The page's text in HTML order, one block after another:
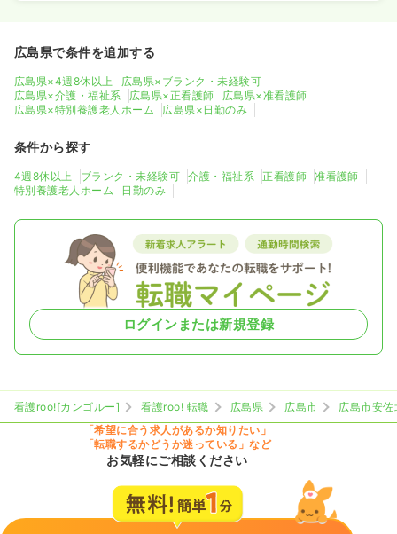
広島県で条件を追加する
広島県×4週8休以上
広島県×ブランク・未経験可
広島県×介護・福祉系
広島県×正看護師
広島県×准看護師
広島県×特別養護老人ホーム
広島県×日勤のみ
条件から探す
4週8休以上 ブランク・未経験可 介護・福祉系 正看護師
准看護師
特別養護老人ホーム
日勤のみ
ログインまたは新規登録
看護roo![カンゴルー] 看護roo! 転職 広島県 広島市
広島市安佐
「希望に合う求人があるか知りたい」
「転職するかどうか迷っている」など
お気軽にご相談ください